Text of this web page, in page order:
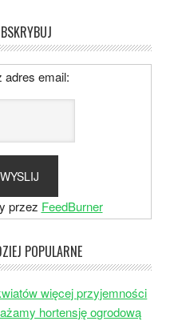
adres email:
przez FeedBurner
POPULARNE
więcej przyjemności
hortensję ogrodową